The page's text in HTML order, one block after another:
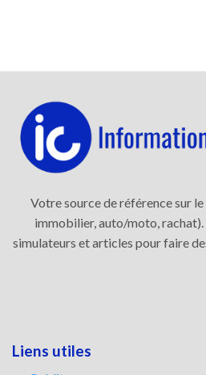
Votre source de référence sur
immobilier, auto/moto, rachat).
simulateurs et articles pour faire
Liens utiles